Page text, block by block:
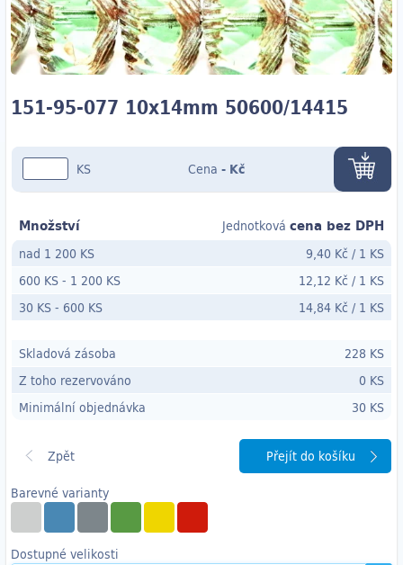
151-95-077 10x14mm 50600/14415
Barevné varianty
Dostupné velikosti
KS Cena - Kč
Množství Jednotková cena bez DPH
nad 1 200 KS 9,40 Kč / 1 KS
600 KS- 1 200 KS 12,12 Kč / 1 KS
30 KS- 600 KS 14,84 Kč / 1 KS
Skladová zásoba
228 KS
Z toho rezervováno
0 KS
Minimální objednávka
30 KS
Přejít do košíku